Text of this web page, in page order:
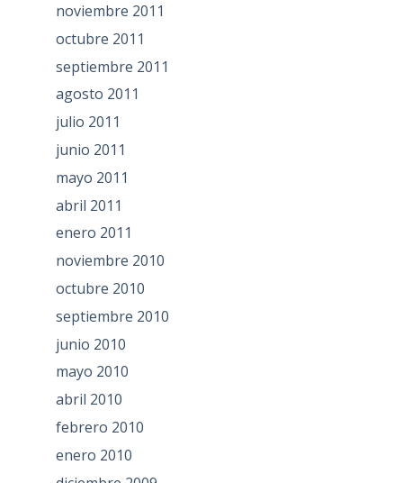
noviembre 2011
octubre 2011
septiembre 2011
agosto 2011
julio 2011
junio 2011
mayo 2011
abril 2011
enero 2011
noviembre 2010
octubre 2010
septiembre 2010
junio 2010
mayo 2010
abril 2010
febrero 2010
enero 2010